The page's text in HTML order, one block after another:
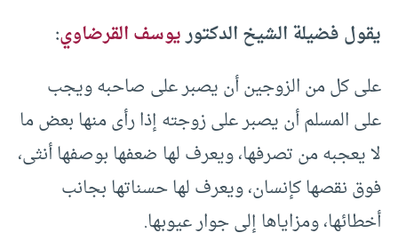
يقول فضيلة الشيخ الدكتوريوسف القرضاوي:
على كل من الزوجين أن يصبر على صاحبه ويجب
على المسلم أن يصبر على زوجته إذا رأى منها بعض ما
لا يعجبه من تصرفها، ويعرف لها ضعفها بوصفها أنثى،
فوق نقصها كإنسان، ويعرف لها حسناتها بجانب
أخطائها، ومزاياها إلى جوار عيوبها.